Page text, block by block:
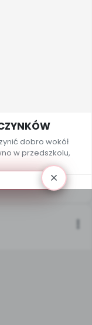
dobro wokół
w przedszkolu,